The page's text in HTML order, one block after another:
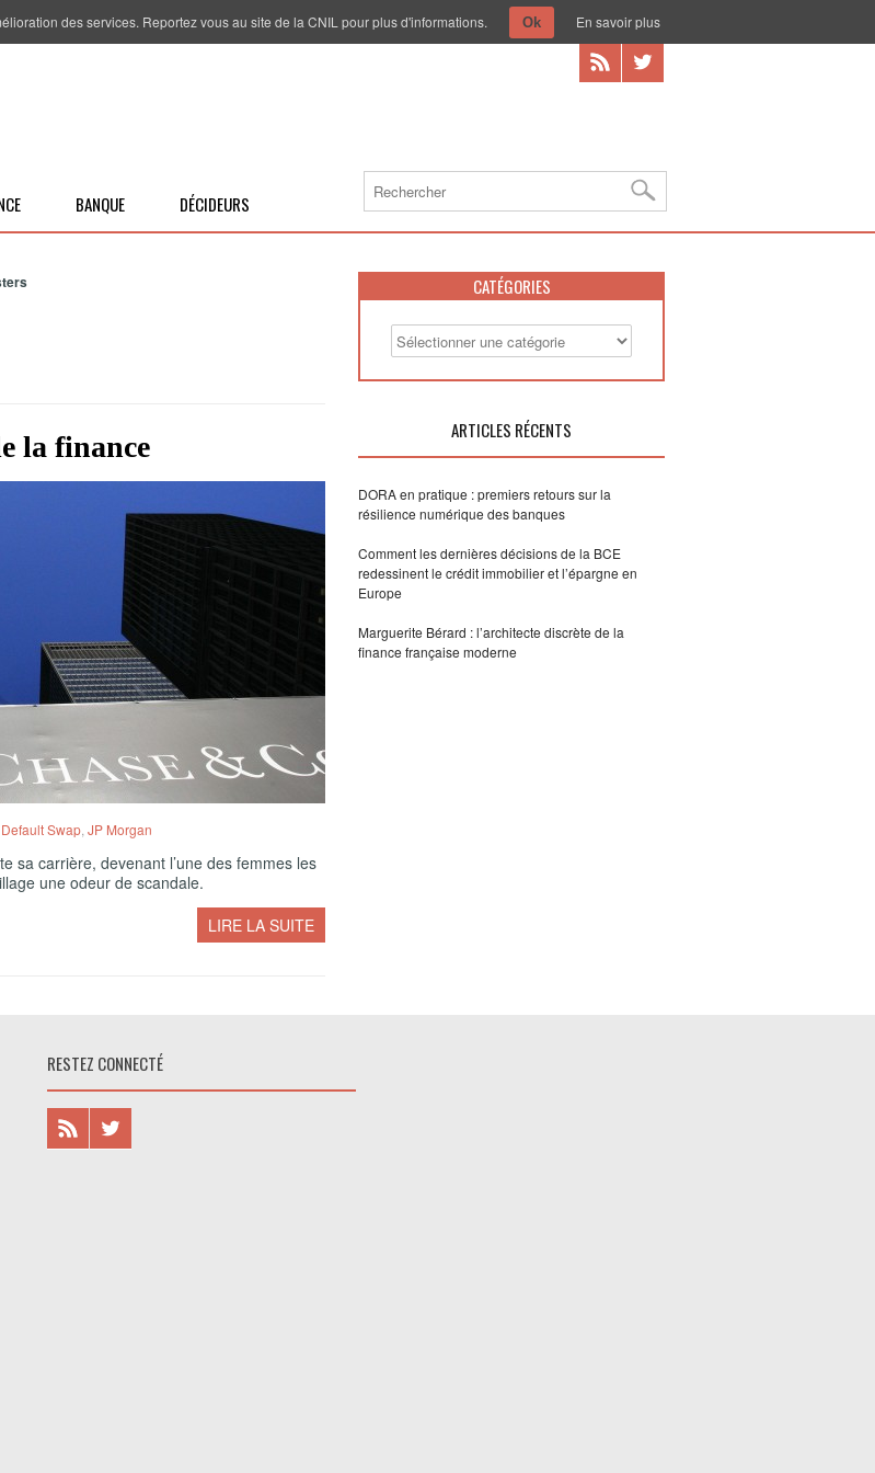
BANQUE DÉCIDEURS
la finance
Swap JP Morgan
sa carrière, devenant l’une des femmes les
une odeur de scandale.
LIRE LA SUITE
CATÉGORIES
ARTICLES RÉCENTS
DORA en pratique : premiers retours sur la
résilience numérique des banques
Comment les dernières décisions de la BCE
redessinent le crédit immobilier et l’épargne en
Europe
Marguerite Bérard : l’architecte discrète de la
finance française moderne
RESTEZ CONNECTÉ
des services. Reportez vous au site de la CNIL pour plus d'informations. Ok En savoir plus